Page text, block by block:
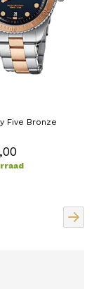
Five Bronze